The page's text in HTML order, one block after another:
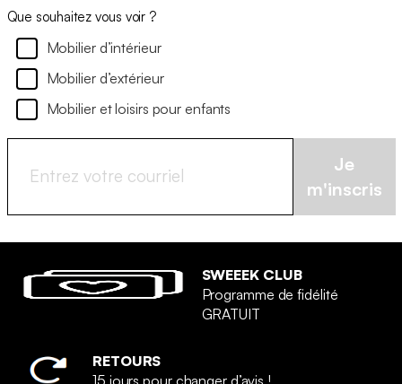
Que souhaitez vous voir ?
Mobilier d’intérieur
Mobilier d’extérieur
Mobilier et loisirs pour enfants
Je
m'inscris
SWEEEK CLUB
Programme de fidélité
GRATUIT
RETOURS
15 jours pour changer d’avis !